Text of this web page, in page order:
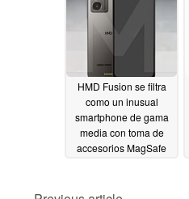
HMD Fusion se filtra
como un inusual
smartphone de gama
media con toma de
accesorios MagSafe